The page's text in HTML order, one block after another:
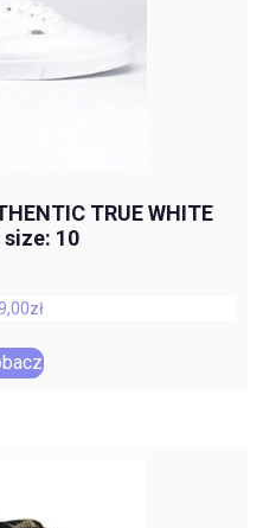
TRUE WHITE
size: 10
zł